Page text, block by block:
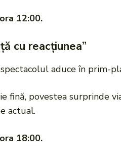
12:00.
cu reacțiunea”
aduce în prim-
fină, povestea surprinde
actual.
18:00.